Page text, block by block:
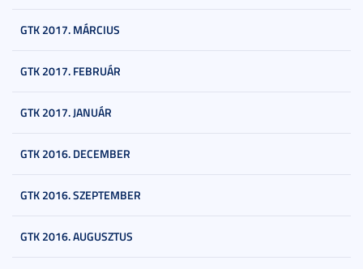
GTK 2017. MÁRCIUS
GTK 2017. FEBRUÁR
GTK 2017. JANUÁR
GTK 2016. DECEMBER
GTK 2016. SZEPTEMBER
GTK 2016. AUGUSZTUS